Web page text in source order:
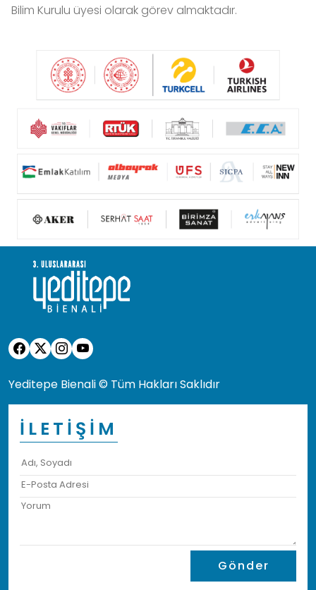
Bilim Kurulu üyesi olarak görev almaktadır.
Yeditepe Bienali © Tüm Hakları Saklıdır
İLETİŞİM
Gönder